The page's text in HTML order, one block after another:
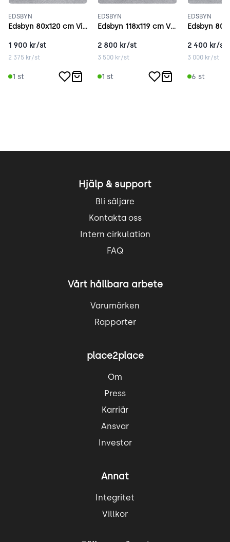
EDSBYN
Edsbyn 80x120 cm Vitt
1 900 kr/st
2 375 kr/st
1 st
EDSBYN
Edsbyn 118x119 cm Vitt
2 800 kr/st
3 500 kr/st
1 st
EDSBYN
Edsbyn
2 400 kr/st
3 000kr/st
6 st
Hjälp & support
Bli säljare
Kontakta oss
Intern cirkulation
FAQ
Vårt hållbara arbete
Varumärken
Rapporter
place2place
Om
Press
Karriär
Ansvar
Investor
Annat
Integritet
Villkor